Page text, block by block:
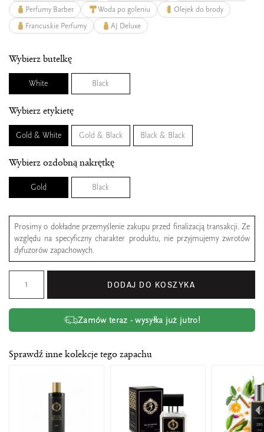
Perfumy Barber
Woda po goleniu
Olejek do brody
Francuskie Perfumy
AJ Deluxe
Wybierz butelkę
White Black
Wybierz etykietę
Gold & White Gold & Black Black & Black
Wybierz ozdobną nakrętkę
Gold Black
Prosimy o dokładne przemyślenie zakupu przed finalizacją transakcji. Ze
względu na specyficzny charakter produktu, nie przyjmujemy zwrotów
dyfuzorów zapachowych.
DODAJ DO KOSZYKA
Zamów teraz - wysyłka już jutro!
Sprawdź inne kolekcje tego zapachu